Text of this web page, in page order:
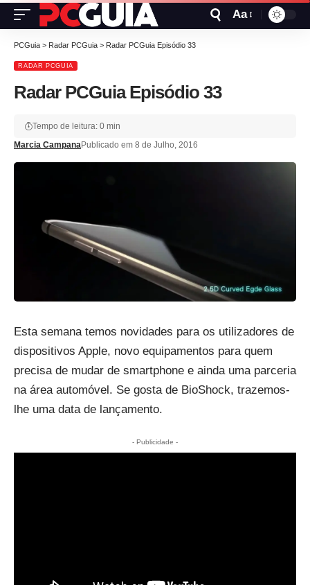
Aa
PCGuia > Radar PCGuia > Radar PCGuia Episódio 33
RADAR PCGUIA
Radar PCGuia Episódio 33
Marcia CampanaPublicado em 8 de Julho, 2016
Tempo de leitura: 0 min
Esta semana temos novidades para os utilizadores de
dispositivos Apple, novo equipamentos para quem
precisa de mudar de smartphone e ainda uma parceria
na área automóvel. Se gosta de BioShock, trazemos-
lhe uma data de lançamento.
- Publicidade -